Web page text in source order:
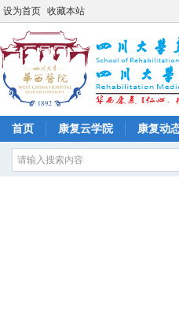
设为首页 收藏本站
首页 康复云学院 康复动